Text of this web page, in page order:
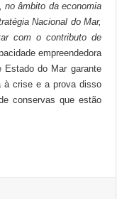
no âmbito da economia
Nacional do Mar,
com o contributo de
empreendedora
Estado do Mar garante
à crise e a prova disso
conservas que estão